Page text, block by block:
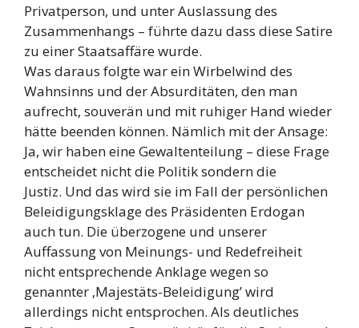
Privatperson, und unter Auslassung des
Zusammenhangs – führte dazu dass diese Satire
zu einer Staatsaffäre wurde.
Was daraus folgte war ein Wirbelwind des
Wahnsinns und der Absurditäten, den man
aufrecht, souverän und mit ruhiger Hand wieder
hätte beenden können. Nämlich mit der Ansage:
Ja, wir haben eine Gewaltenteilung – diese Frage
entscheidet nicht die Politik sondern die
Justiz. Und das wird sie im Fall der persönlichen
Beleidigungsklage des Präsidenten Erdogan
auch tun. Die überzogene und unserer
Auffassung von Meinungs- und Redefreiheit
nicht entsprechende Anklage wegen so
genannter ‚Majestäts-Beleidigung’ wird
allerdings nicht entsprochen. Als deutliches